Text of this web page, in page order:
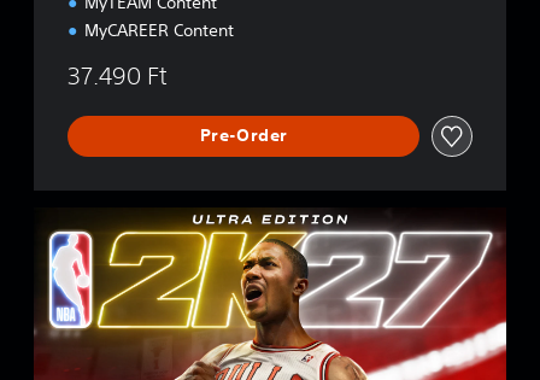
MyCAREER Content
37.490 Ft
Pre-Order
E